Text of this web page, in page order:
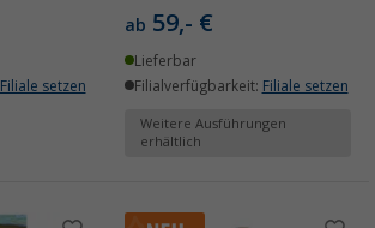
Filiale setzen
ab 59,- €
Lieferbar
Filialverfügbarkeit: Filiale setzen
Weitere Ausführungen
erhältlich